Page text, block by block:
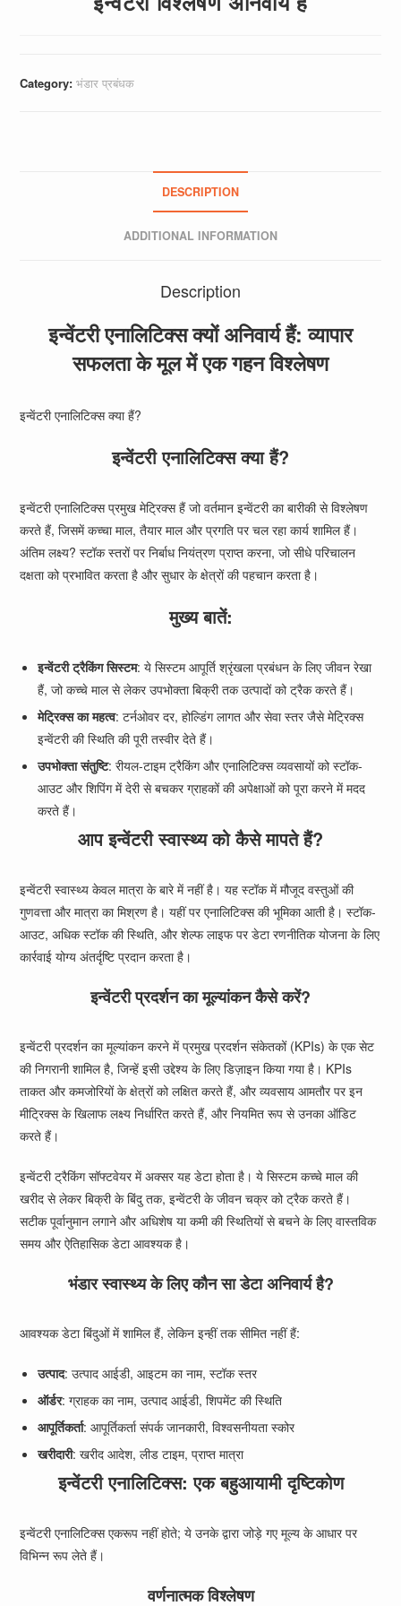
Category:भंडार प्रबंधक
DESCRIPTION
ADDITIONAL INFORMATION
Description
इन्वेंटरी एनालिटिक्स क्यों अनिवार्य हैं: व्यापार
सफलता के मूल में एक गहन विश्लेषण
इन्वेंटरी एनालिटिक्स क्या हैं?
इन्वेंटरी एनालिटिक्स क्या हैं?
इन्वेंटरी एनालिटिक्स प्रमुख मेट्रिक्स हैं जो वर्तमान इन्वेंटरी का बारीकी से विश्लेषण
करते हैं, जिसमें कच्चा माल, तैयार माल और प्रगति पर चल रहा कार्य शामिल हैं।
अंतिम लक्ष्य? स्टॉक स्तरों पर निर्बाध नियंत्रण प्राप्त करना, जो सीधे परिचालन
दक्षता को प्रभावित करता है और सुधार के क्षेत्रों की पहचान करता है।
मुख्य बातें:
इन्वेंटरी ट्रैकिंग सिस्टम: ये सिस्टम आपूर्ति श्रृंखला प्रबंधन के लिए जीवन रेखा
हैं, जो कच्चे माल से लेकर उपभोक्ता बिक्री तक उत्पादों को ट्रैक करते हैं।
मेट्रिक्स का महत्व: टर्नओवर दर, होल्डिंग लागत और सेवा स्तर जैसे मेट्रिक्स
इन्वेंटरी की स्थिति की पूरी तस्वीर देते हैं।
उपभोक्ता संतुष्टि: रीयल-टाइम ट्रैकिंग और एनालिटिक्स व्यवसायों को स्टॉक-
आउट और शिपिंग में देरी से बचकर ग्राहकों की अपेक्षाओं को पूरा करने में मदद
करते हैं।
आप इन्वेंटरी स्वास्थ्य को कैसे मापते हैं?
इन्वेंटरी स्वास्थ्य केवल मात्रा के बारे में नहीं है। यह स्टॉक में मौजूद वस्तुओं की
गुणवत्ता और मात्रा का मिश्रण है। यहीं पर एनालिटिक्स की भूमिका आती है। स्टॉक-
आउट, अधिक स्टॉक की स्थिति, और शेल्फ लाइफ पर डेटा रणनीतिक योजना के लिए
कार्रवाई योग्य अंतर्दृष्टि प्रदान करता है।
इन्वेंटरी प्रदर्शन का मूल्यांकन कैसे करें?
इन्वेंटरी प्रदर्शन का मूल्यांकन करने में प्रमुख प्रदर्शन संकेतकों (KPIs) के एक सेट
की निगरानी शामिल है, जिन्हें इसी उद्देश्य के लिए डिज़ाइन किया गया है। KPIs
ताकत और कमजोरियों के क्षेत्रों को लक्षित करते हैं, और व्यवसाय आमतौर पर इन
मीट्रिक्स के खिलाफ लक्ष्य निर्धारित करते हैं, और नियमित रूप से उनका ऑडिट
करते हैं।
इन्वेंटरी ट्रैकिंग सॉफ्टवेयर में अक्सर यह डेटा होता है। ये सिस्टम कच्चे माल की
खरीद से लेकर बिक्री के बिंदु तक, इन्वेंटरी के जीवन चक्र को ट्रैक करते हैं।
सटीक पूर्वानुमान लगाने और अधिशेष या कमी की स्थितियों से बचने के लिए वास्तविक
समय और ऐतिहासिक डेटा आवश्यक है।
भंडार स्वास्थ्य के लिए कौन सा डेटा अनिवार्य है?
आवश्यक डेटा बिंदुओं में शामिल हैं, लेकिन इन्हीं तक सीमित नहीं हैं:
उत्पाद: उत्पाद आईडी, आइटम का नाम, स्टॉक स्तर
ऑर्डर: ग्राहक का नाम, उत्पाद आईडी, शिपमेंट की स्थिति
आपूर्तिकर्ता: आपूर्तिकर्ता संपर्क जानकारी, विश्वसनीयता स्कोर
खरीदारी: खरीद आदेश, लीड टाइम, प्राप्त मात्रा
इन्वेंटरी एनालिटिक्स: एक बहुआयामी दृष्टिकोण
इन्वेंटरी एनालिटिक्स एकरूप नहीं होते; ये उनके द्वारा जोड़े गए मूल्य के आधार पर
विभिन्न रूप लेते हैं।
वर्णनात्मक विश्लेषण